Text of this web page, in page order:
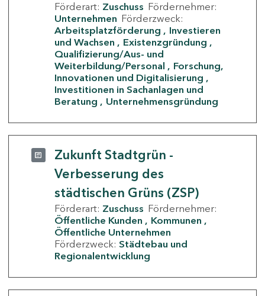
Förderart: Zuschuss Fördernehmer:
Unternehmen Förderzweck:
Arbeitsplatzförderung
Investieren
und Wachsen
Existenzgründung
Qualifizierung/Aus- und
Weiterbildung/Personal
Forschung,
Innovationen und Digitalisierung
Investitionen in Sachanlagen und
Beratung
Unternehmensgründung
Zukunft Stadtgrün -
Verbesserung des
städtischen Grüns (ZSP)
Förderart: Zuschuss Fördernehmer:
Öffentliche Kunden
Kommunen
Öffentliche Unternehmen
Förderzweck: Städtebau und
Regionalentwicklung